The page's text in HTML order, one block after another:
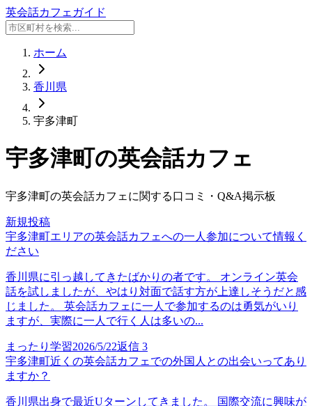
英会話カフェガイド
ホーム
香川県
宇多津町
宇多津町の英会話カフェ
宇多津町の英会話カフェに関する口コミ・Q&A掲示板
新規投稿
宇多津町エリアの英会話カフェへの一人参加について情報く
ださい
香川県に引っ越してきたばかりの者です。 オンライン英会
話を試しましたが、やはり対面で話す方が上達しそうだと感
じました。 英会話カフェに一人で参加するのは勇気がいり
ますが、実際に一人で行く人は多いの...
まったり学習2026/5/22返信 3
宇多津町近くの英会話カフェでの外国人との出会いってあり
ますか？
香川県出身で最近Uターンしてきました。 国際交流に興味が